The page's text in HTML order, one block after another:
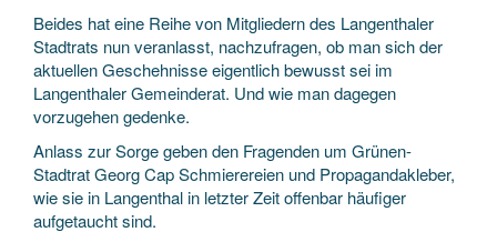
Beides hat eine Reihe von Mitgliedern des Langenthaler
Stadtrats nun veranlasst, nachzufragen, ob man sich der
aktuellen Geschehnisse eigentlich bewusst sei im
Langenthaler Gemeinderat. Und wie man dagegen
vorzugehen gedenke.
Anlass zur Sorge geben den Fragenden um Grünen-
Stadtrat Georg Cap Schmierereien und Propagandakleber,
wie sie in Langenthal in letzter Zeit offenbar häufiger
aufgetaucht sind.